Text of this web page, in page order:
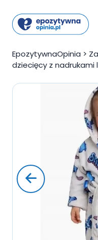
EpozytywnaOpinia >
dziecięcy z nadrukami